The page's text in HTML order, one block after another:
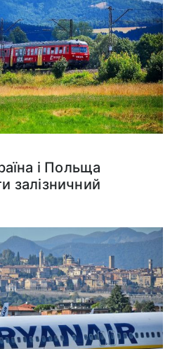
і Польща
залізничний